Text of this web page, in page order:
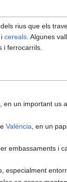
rius que els
i cereals . Algunes
i ferrocarrils.
, en un important us
Valéncia , en un
embassaments i
especialment